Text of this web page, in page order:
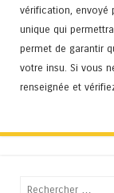
vérification, envoyé
unique qui
permet de garantir
votre insu. Si vous
renseignée et
Recherche